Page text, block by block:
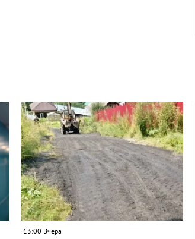
13:00 Вчера